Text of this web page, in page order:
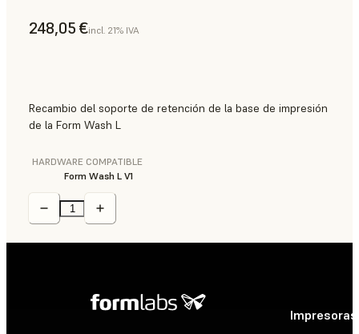
248,05 €incl. 21% IVA
Recambio del soporte de retención de la base de impresión
de la Form Wash L
HARDWARE COMPATIBLE
Form Wash L V1
Impresoras